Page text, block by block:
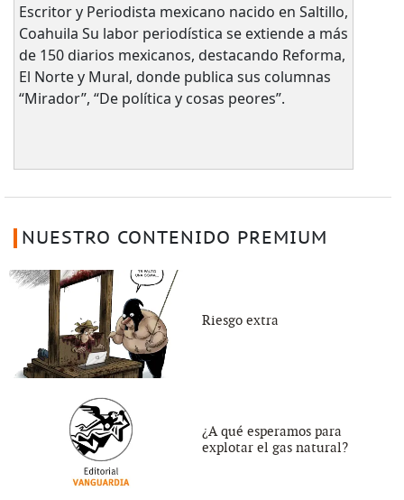
Escritor y Periodista mexicano nacido en Saltillo,
Coahuila Su labor periodística se extiende a más
de 150 diarios mexicanos, destacando Reforma,
El Norte y Mural, donde publica sus columnas
“Mirador”, “De política y cosas peores”.
NUESTRO CONTENIDO PREMIUM
Riesgo extra
¿A qué esperamos para
explotar el gas natural?